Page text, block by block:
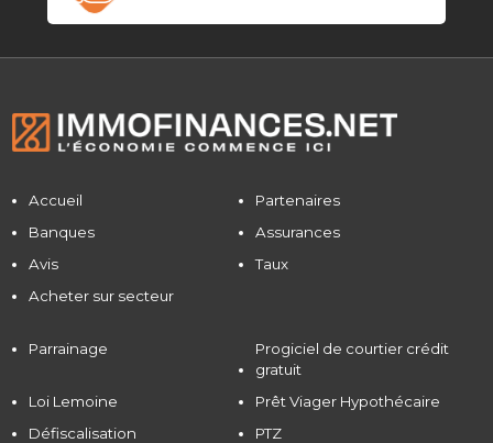
Accueil
Partenaires
Banques
Assurances
Avis
Taux
Acheter sur secteur
Parrainage
Progiciel de courtier crédit
gratuit
Loi Lemoine
Prêt Viager Hypothécaire
Défiscalisation
PTZ